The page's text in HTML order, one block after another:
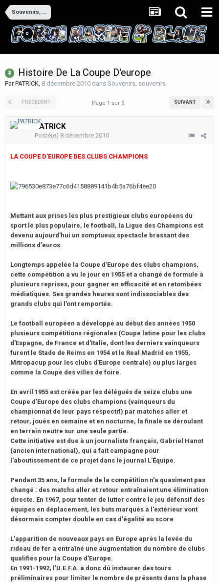
Souvenirs, souvenirs
Histoire De La Coupe D'europe
ParPATRICK, 8 décembre 2010 dans Souvenirs, souvenirs
PRÉCÉDENT SUIVANT
Page 1 sur 9
PATRICK
Posté(e) 8 décembre 2010
LA COUPE D'EUROPE DES CLUBS CHAMPIONS
Mettant aux prises les plus prestigieux clubs européens du
sport le plus populaire, le football, la Ligue des Champions est
devenu aujourd'hui un somptueux spectacle brassant des
millions d'euros.
Longtemps appelée la Coupe d'Europe des clubs champions,
cette compétition a vu le jour en 1955 et a changé de formule à
plusieurs reprises, pour gagner en efficacité et en retombées
médiatiques. Ses grandes heures sont indissociables des
grands clubs qui l'ont remportée.
Le football européen a développé au début des années 1950
plusieurs compétitions régionales (Coupe latine pour les clubs
d'Espagne, de France et d'Italie, dont les derniers vainqueurs
furent le Stade de Reims en 1954 et le Real Madrid en 1955,
Mitropacup pour les clubs d'Europe centrale) ou plus larges
comme la Coupe des villes de foire.
En avril 1955 est créée par les délégués de seize clubs une
Coupe d'Europe des clubs champions (vainqueurs du
championnat de leur pays respectif) par matches aller et
retour, joués en semaine et en nocturne, la finale se déroulant
en terrain neutre sur une seule partie.
Cette initiative est due à un journaliste français, Gabriel Hanot
(ancien international), qui a fait campagne pour
l'aboutissement de ce projet dans le journal L'Équipe.
Pendant 35 ans, la formule de la compétition n'a quasiment pas
changé : des matchs aller et retour entraînaient une élimination
directe. En 1967, pour tenter de lutter contre le jeu défensif des
équipes en déplacement, les buts marqués à l'extérieur vont
désormais compter double en cas d'égalité au score
L'apparition de nouveaux pays en Europe après la levée du
rideau de fer a entraîné une augmentation du nombre de clubs
qualifiés pour la Coupe d'Europe.
En 1991-1992, l'U.E.F.A. a donc dû instaurer des tours
préliminaires pour limiter le nombre de présents dans la phase